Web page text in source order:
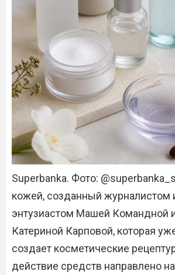
Superbanka. Фото:
кожей, созданный журналистом
энтузиастом Машей Командной
Катериной Карповой, которая
создает косметические
действие средств направлено на